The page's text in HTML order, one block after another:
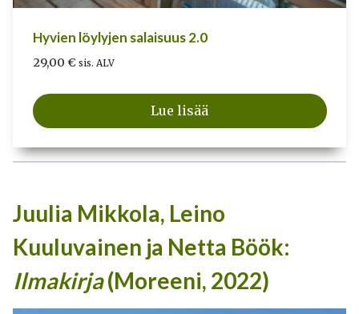
Hyvien löylyjen salaisuus 2.0
29,00 € sis. ALV
Lue lisää
Juulia Mikkola, Leino
Kuuluvainen ja Netta Böök:
Ilmakirja(Moreeni, 2022)